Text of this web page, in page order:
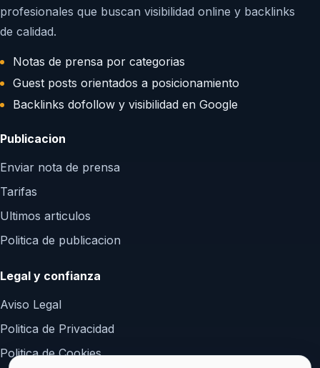
profesionales que buscan visibilidad online y backlinks
de calidad.
Notas de prensa por categorias
Guest posts orientados a posicionamiento
Backlinks dofollow y visibilidad en Google
Publicacion
Enviar nota de prensa
Tarifas
Ultimos articulos
Politica de publicacion
Legal y confianza
Aviso Legal
Politica de Privacidad
Politica de Cookies